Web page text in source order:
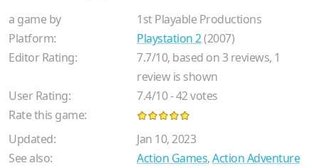
a game by
1st Playable Productions
Platform:
Playstation 2(2007)
Editor Rating:
7.7/10, based on3 reviews, 1
review is shown
User Rating:
7.4/10-42votes
Rate this game:
Updated:
Jan 10, 2023
See also:
Action Games,Action Adventure